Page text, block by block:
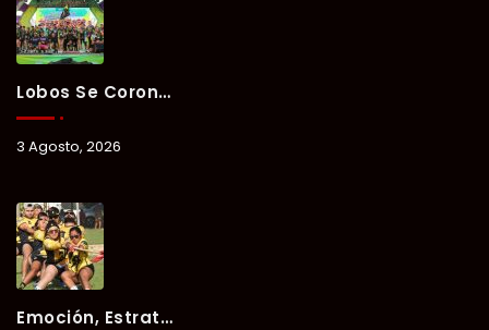
Lobos Se Corona Campeón Del Verano Xul-Há 2026 Tras Tres Días De Intensa Competencia.
3 Agosto, 2026
Emoción, Estrategia Y Trabajo En Equipo Marcan El Segundo Día Del Verano Xul-Há 2026.